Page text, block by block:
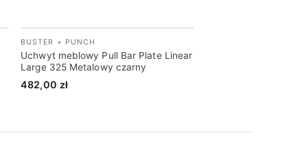
BUSTER + PUNCH
Uchwyt meblowy Pull Bar Plate Linear
Large 325 Metalowy czarny
482,00 zł